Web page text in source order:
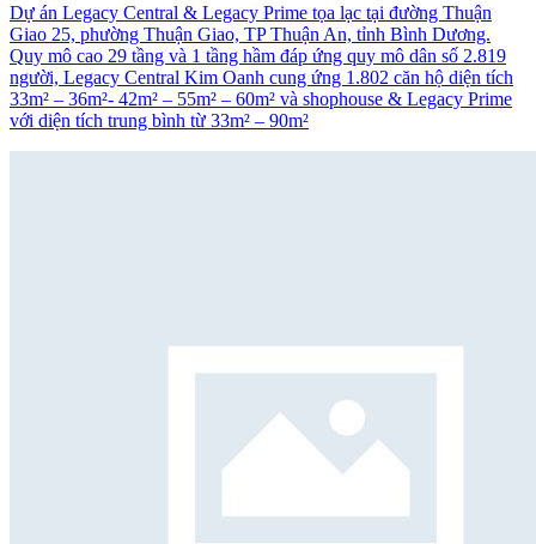
Dự án Legacy Central & Legacy Prime tọa lạc tại đường Thuận
Giao 25, phường Thuận Giao, TP Thuận An, tỉnh Bình Dương.
Quy mô cao 29 tầng và 1 tầng hầm đáp ứng quy mô dân số 2.819
người, Legacy Central Kim Oanh cung ứng 1.802 căn hộ diện tích
33m² – 36m²- 42m² – 55m² – 60m² và shophouse & Legacy Prime
với diện tích trung bình từ 33m² – 90m²